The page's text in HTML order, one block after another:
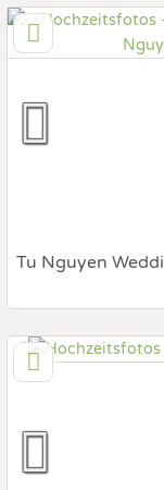
Tu Nguyen
50969 Köln,
Hochzeits
Fotobox mit